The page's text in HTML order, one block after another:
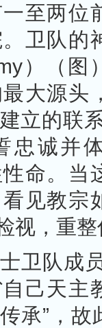
至两位
卫队的
）（图
大源头
立的联
忠诚并
命。当
见教宗
视，重
卫队成
己天主
承”，故